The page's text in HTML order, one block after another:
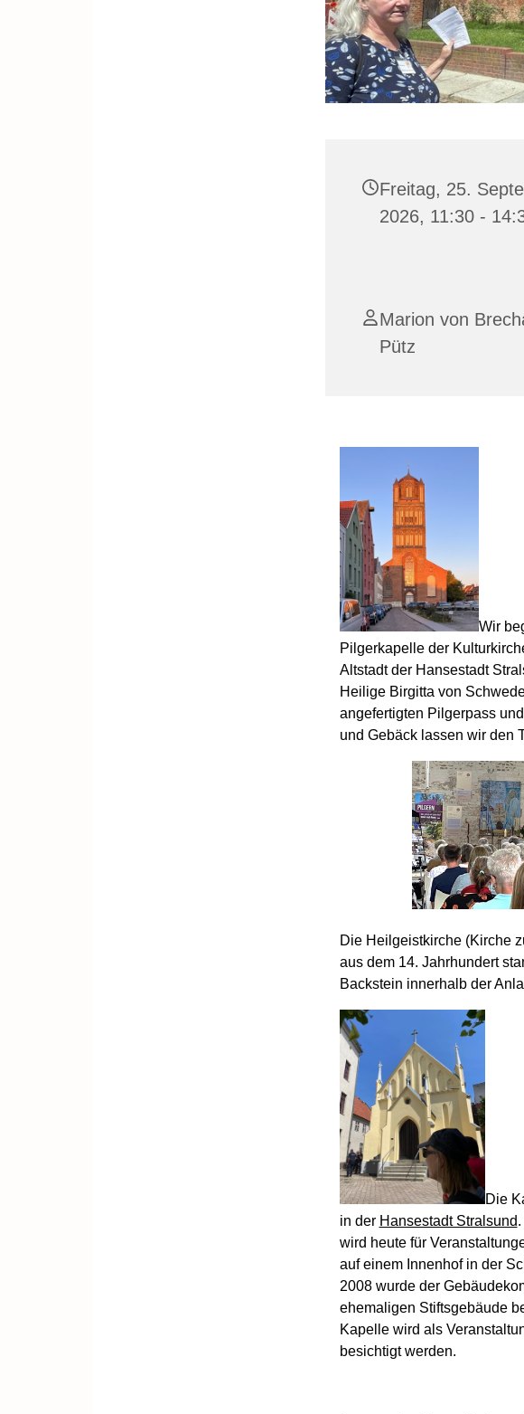
Freitag, 25.
2026, 11:30 -
Marion von
Pütz
Wir
Pilgerkapelle der
Altstadt der Hansestadt
Heilige Birgitta von
angefertigten Pilgerpass
und Gebäck lassen wir den
Die Heilgeistkirche (Kirche
aus dem 14. Jahrhundert
Backstein innerhalb der
Die
in der Hansestadt Stralsund
wird heute für
auf einem Innenhof in der
2008 wurde der
ehemaligen Stiftsgebäude
Kapelle wird als
besichtigt werden.